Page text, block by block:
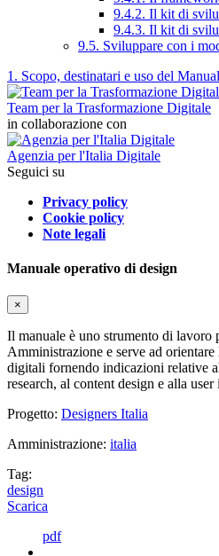
9.4.2. Il kit di
9.4.3. Il kit di
9.5. Sviluppare con i
1. Scopo, destinatari e uso del
Team per la Trasformazione Digitale
in collaborazione con
Agenzia per l'Italia Digitale
Seguici su
Privacy policy
Cookie policy
Note legali
Manuale operativo di design
×
Il manuale è uno strumento di lavoro
Amministrazione e serve ad
digitali fornendo indicazioni relative
research, al content design e alla user
Progetto: Designers Italia
Amministrazione: italia
Tag:
design
Scarica
pdf